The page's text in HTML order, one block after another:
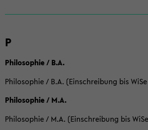
P
Philosophie / B.A.
Philosophie / B.A. (Einschreibung bis
Philosophie / M.A.
Philosophie / M.A. (Einschreibung bis